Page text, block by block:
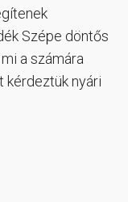
Szépe döntős
a számára
kérdeztük nyári